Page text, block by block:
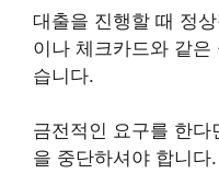
대출을 진행할 때 정
이나 체크카드와 같
습니다.
금전적인 요구를 한
을 중단하셔야 합니다.